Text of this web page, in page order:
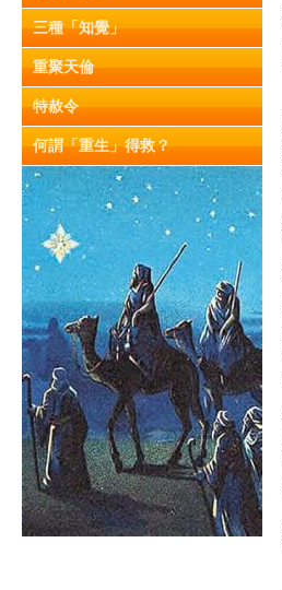
三種「知覺」
重聚天倫
特赦令
何謂「重生」得救？